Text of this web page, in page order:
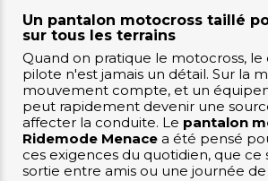
Un pantalon motocross taillé
sur tous les terrains
Quand on pratique le motocross,
pilote n'est jamais un détail. Sur la
mouvement compte, et un
peut rapidement devenir une
affecter la conduite. Le pantalon
Ridemode Menace a été pensé
ces exigences du quotidien, que ce
sortie entre amis ou une journée